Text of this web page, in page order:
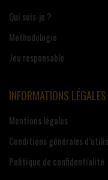
Qui suis-je ?
Méthodologie
Jeu responsable
INFORMATIONS LÉGALES
Mentions légales
Conditions générales
Politique de confidentialité